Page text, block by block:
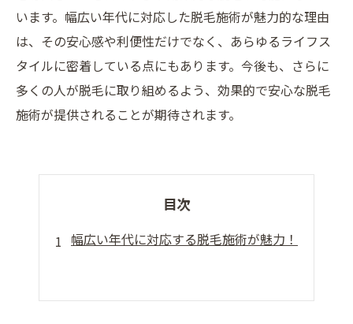
います。幅広い年代に対応した脱毛施術が魅力的な理由
は、その安心感や利便性だけでなく、あらゆるライフス
タイルに密着している点にもあります。今後も、さらに
多くの人が脱毛に取り組めるよう、効果的で安心な脱毛
施術が提供されることが期待されます。
目次
幅広い年代に対応する脱毛施術が魅力！